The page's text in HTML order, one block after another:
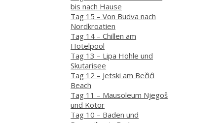
bis nach Hause
Tag 15 – Von Budva nach
Nordkroatien
Tag 14 – Chillen am
Hotelpool
Tag 13 – Lipa Höhle und
Skutarisee
Tag 12 – Jetski am Bečići
Beach
Tag 11 – Mausoleum Njegoš
und Kotor
Tag 10 – Baden und